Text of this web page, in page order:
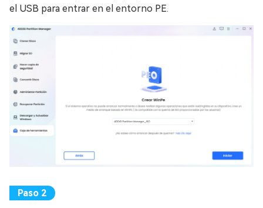
el USB para entrar en el entorno PE.